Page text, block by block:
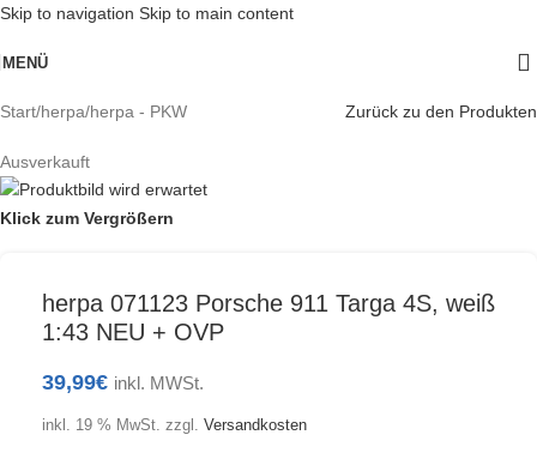
Skip to navigation Skip to main content
MENÜ
Start/herpa/herpa - PKW Zurück zu den Produkten
Ausverkauft
Klick zum Vergrößern
herpa 071123 Porsche 911 Targa 4S, weiß
1:43 NEU + OVP
39,99€ inkl. MWSt.
inkl. 19 % MwSt. zzgl. Versandkosten